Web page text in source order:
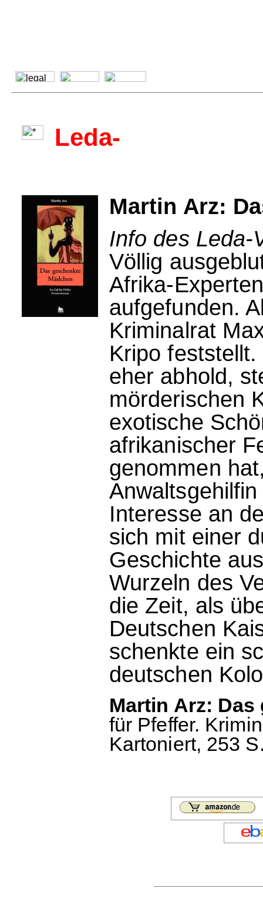
Leda-
Martin Arz:
Info des Leda-
Völlig
Afrika-
aufgefunden.
Kriminalrat
Kripo
eher abhold,
mörderischen
exotische
afrikanischer
genommen
Interesse an
sich mit einer
Geschichte
Wurzeln des
die Zeit, als
Deutschen
schenkte ein
deutschen
Martin Arz:
für Pfeffer.
Kartoniert, 253